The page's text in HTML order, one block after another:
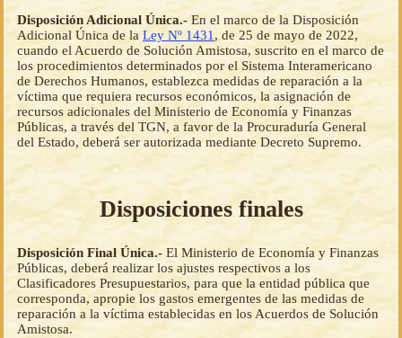
Disposición Adicional Única.- En el marco de la Disposición
Adicional Única de la Ley Nº 1431 , de 25 de mayo de 2022,
cuando el Acuerdo de Solución Amistosa, suscrito en el marco de
los procedimientos determinados por el Sistema Interamericano
de Derechos Humanos, establezca medidas de reparación a la
víctima que requiera recursos económicos, la asignación de
recursos adicionales del Ministerio de Economía y Finanzas
Públicas, a través del TGN, a favor de la Procuraduría General
del Estado, deberá ser autorizada mediante Decreto Supremo.
Disposiciones finales
Disposición Final Única.- El Ministerio de Economía y Finanzas
Públicas, deberá realizar los ajustes respectivos a los
Clasificadores Presupuestarios, para que la entidad pública que
corresponda, apropie los gastos emergentes de las medidas de
reparación a la víctima establecidas en los Acuerdos de Solución
Amistosa.